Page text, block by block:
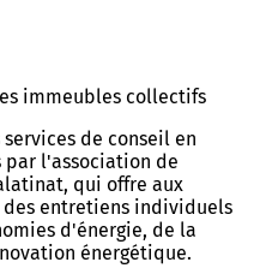
immeubles collectifs
de conseil en
par l'association de
qui offre aux
des entretiens individuels
d'énergie, de la
énergétique.